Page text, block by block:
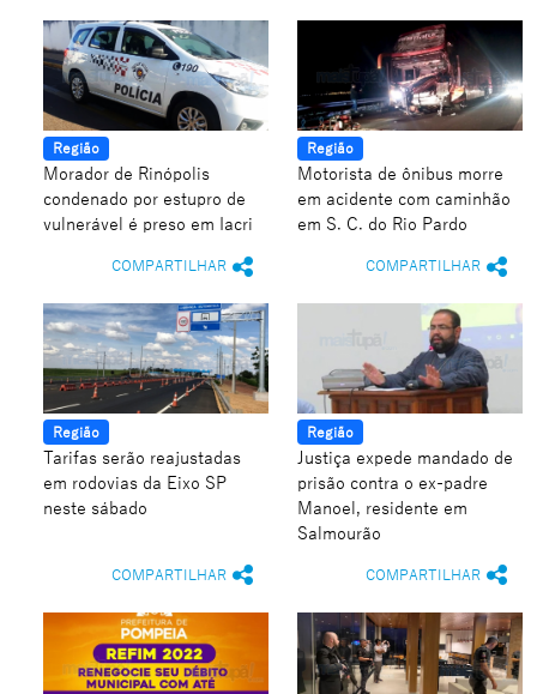
Região
Morador de Rinópolis
condenado por estupro de
vulnerável é preso em Iacri
COMPARTILHAR
Região
Motorista de ônibus morre
em acidente com caminhão
em S. C. do Rio Pardo
COMPARTILHAR
Região
Tarifas serão reajustadas
em rodovias da Eixo SP
neste sábado
COMPARTILHAR
Região
Justiça expede mandado de
prisão contra o ex-padre
Manoel, residente em
Salmourão
COMPARTILHAR